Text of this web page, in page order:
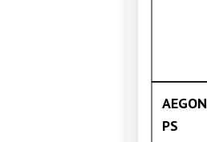
AEGON
PS